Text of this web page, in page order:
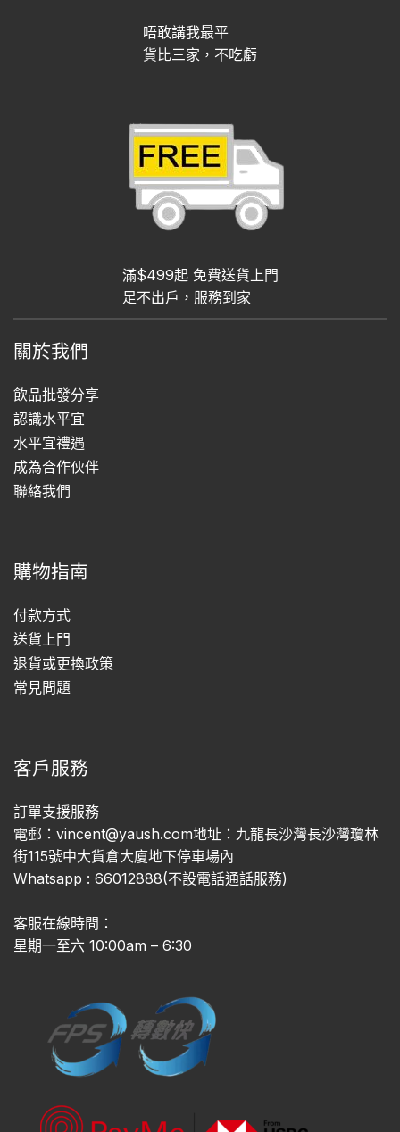
唔敢講我最平
貨比三家，不吃虧
滿$499起 免費送貨上門
足不出戶，服務到家
關於我們
飲品批發分享
認識水平宜
水平宜禮遇
成為合作伙伴
聯絡我們
購物指南
付款方式
送貨上門
退貨或更換政策
常見問題
客戶服務
訂單支援服務
電郵：vincent@yaush.com地址：九龍長沙灣長沙灣瓊林
街115號中大貨倉大廈地下停車場內
Whatsapp : 66012888(不設電話通話服務)
客服在線時間：
星期一至六 10:00am – 6:30